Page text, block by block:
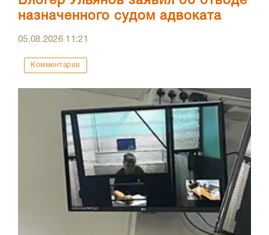
назначенного судом адвоката
05.08.2026 11:21
Комментарии